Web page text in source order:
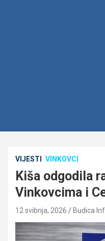
VIJESTI VINKOVCI
Kiša odgodila
Vinkovcima i
12 svibnja, 2026 Budica